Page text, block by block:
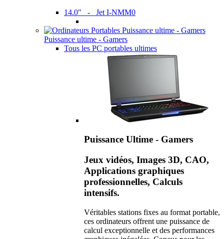
14.0" - Jet I-NMM0
Puissance ultime - Gamers
Tous les PC portables ultimes
Puissance Ultime - Gamers
Jeux vidéos, Images 3D, CAO,
Applications graphiques
professionnelles, Calculs
intensifs.
Véritables stations fixes au format portable,
ces ordinateurs offrent une puissance de
calcul exceptionnelle et des performances